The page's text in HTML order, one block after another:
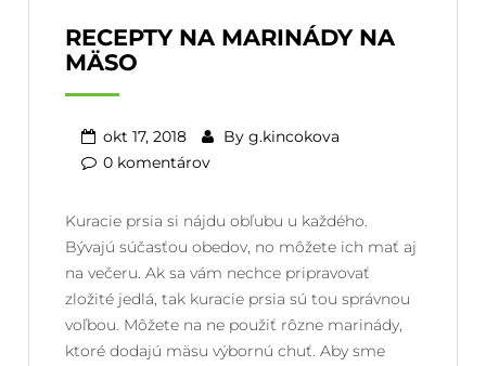
RECEPTY NA MARINÁDY NA
MÄSO
okt 17, 2018 By g.kincokova
0 komentárov
Kuracie prsia si nájdu obľubu u každého.
Bývajú súčasťou obedov, no môžete ich mať aj
na večeru. Ak sa vám nechce pripravovať
zložité jedlá, tak kuracie prsia sú tou správnou
voľbou. Môžete na ne použiť rôzne marinády,
ktoré dodajú mäsu výbornú chuť. Aby sme